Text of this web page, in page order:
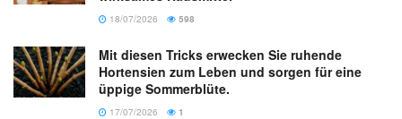
18/07/2026 598
Mit diesen Tricks erwecken Sie ruhende
Hortensien zum Leben und sorgen für eine
üppige Sommerblüte.
17/07/2026 1